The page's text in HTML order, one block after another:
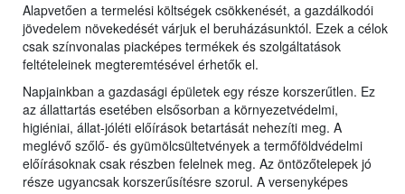
Alapvetően a termelési költségek csökkenését, a gazdálkodói
jövedelem növekedését várjuk el beruházásunktól. Ezek a célok
csak színvonalas piacképes termékek és szolgáltatások
feltételeinek megteremtésével érhetők el.
Napjainkban a gazdasági épületek egy része korszerűtlen. Ez
az állattartás esetében elsősorban a környezetvédelmi,
higiéniai, állat-jóléti előírások betartását nehezíti meg. A
meglévő szőlő- és gyümölcsültetvények a termőföldvédelmi
előírásoknak csak részben felelnek meg. Az öntözőtelepek jó
része ugyancsak korszerűsítésre szorul. A versenyképes